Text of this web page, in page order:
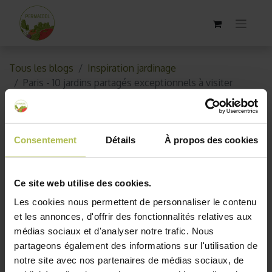
Consentement Détails À propos des cookies
Ce site web utilise des cookies.
Les cookies nous permettent de personnaliser le contenu
et les annonces, d'offrir des fonctionnalités relatives aux
médias sociaux et d'analyser notre trafic. Nous
partageons également des informations sur l'utilisation de
notre site avec nos partenaires de médias sociaux, de
Tous les blogs
Inspiration jardinage
Paris - 10 jardins partagés exceptionnels à visiter
Paris - 10 jardins partagés
exceptionnels à visiter